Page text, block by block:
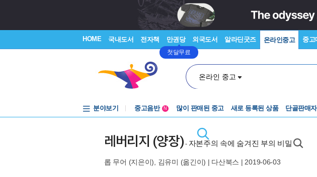
HOME 국내도서 전자책 만권당
첫달무료
외국도서 알라딘굿즈 온라인중고 중고
온라인 중고
분야보기
중고음반
중고음반
N 많이 판매된 중고 새로 등록된 상품 단골판매자
레버리지 (양장) - 자본주의 속에 숨겨진 부의 비밀
롭 무어 (지은이), 김유미 (옮긴이) | 다산북스 | 2019-06-03